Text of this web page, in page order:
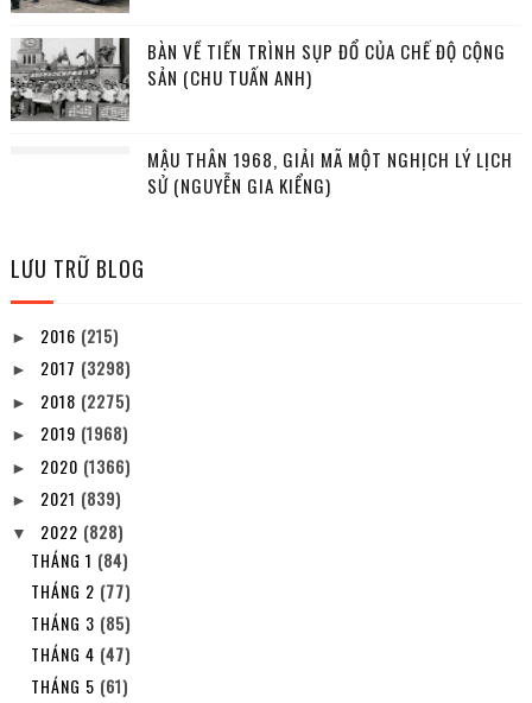
BÀN VỀ TIẾN TRÌNH SỤP ĐỔ CỦA CHẾ ĐỘ CỘNG
SẢN (CHU TUẤN ANH)
MẬU THÂN 1968, GIẢI MÃ MỘT NGHỊCH LÝ LỊCH
SỬ (NGUYỄN GIA KIỂNG)
LƯU TRỮ BLOG
► 2016 (215)
► 2017 (3298)
► 2018 (2275)
► 2019 (1968)
► 2020 (1366)
► 2021 (839)
▼ 2022 (828)
THÁNG 1 (84)
THÁNG 2 (77)
THÁNG 3 (85)
THÁNG 4 (47)
THÁNG 5 (61)